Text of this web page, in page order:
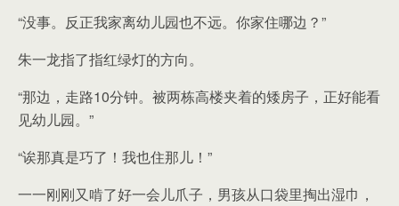
“没事。反正我家离幼儿园也不远。你家住哪边？”
朱一龙指了指红绿灯的方向。
“那边，走路10分钟。被两栋高楼夹着的矮房子，正好能看
见幼儿园。”
“诶那真是巧了！我也住那儿！”
一一刚刚又啃了好一会儿爪子，男孩从口袋里掏出湿巾，